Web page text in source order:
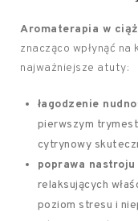
Aromaterapia w
znacząco wpłynąć
najważniejsze atuty:
łagodzenie
pierwszym
cytrynowy
poprawa nastroju
relaksujących
poziom stresu i